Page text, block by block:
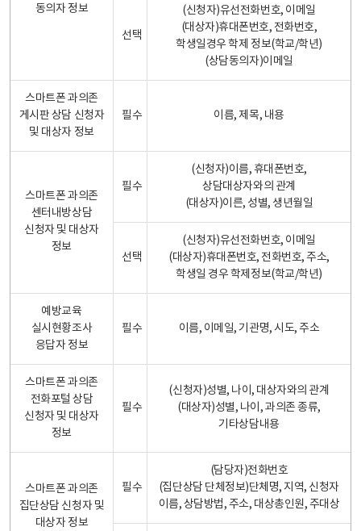
동의자 정보
선택
(신청자)유선전화번호, 이메일
(대상자)휴대폰번호, 전화번호,
학생일경우 학제 정보(학교/학년)
(상담동의자)이메일
스마트폰 과의존
게시판 상담 신청자
및 대상자 정보
필수 이름, 제목, 내용
스마트폰 과의존
센터내방상담
신청자 및 대상자
정보
필수
(신청자)이름, 휴대폰번호,
상담대상자와의 관계
(대상자)이른, 성별, 생년월일
선택
(신청자)유선전화번호, 이메일
(대상자)휴대폰번호, 전화번호, 주소,
학생일 경우 학제정보(학교/학년)
예방교육
실시현황조사
응답자 정보
필수 이름, 이메일, 기관명, 시도, 주소
스마트폰 과의존
전화포털 상담
신청자 및 대상자
정보
필수
(신청자)성별, 나이, 대상자와의 관계
(대상자)성별, 나이, 과의존 종류,
기타상담내용
스마트폰 과의존
집단상담 신청자 및
대상자 정보
필수
(담당자)전화번호
(집단상담 단체정보)단체명, 지역, 신청자
이름, 상담방법, 주소, 대상총인원, 주대상